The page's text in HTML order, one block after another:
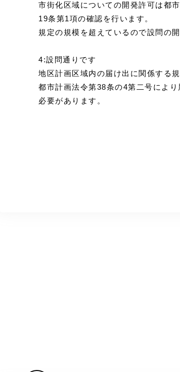
市街化区域についての開発許可は都
19条第1項の確認を行います。
規定の規模を超えているので設問の
4:設問通りです
地区計画区域内の届け出に関係する
都市計画法令第38条の4第二号によ
必要があります。